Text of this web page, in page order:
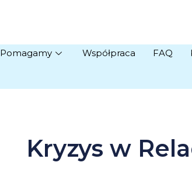
Pomagamy Współpraca FAQ
Kryzys w